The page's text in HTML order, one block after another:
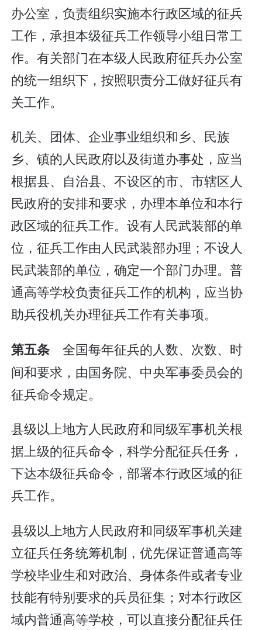
办公室，负责组织实施本行政区域的征兵
工作，承担本级征兵工作领导小组日常工
作。有关部门在本级人民政府征兵办公室
的统一组织下，按照职责分工做好征兵有
关工作。
机关、团体、企业事业组织和乡、民族
乡、镇的人民政府以及街道办事处，应当
根据县、自治县、不设区的市、市辖区人
民政府的安排和要求，办理本单位和本行
政区域的征兵工作。设有人民武装部的单
位，征兵工作由人民武装部办理；不设人
民武装部的单位，确定一个部门办理。普
通高等学校负责征兵工作的机构，应当协
助兵役机关办理征兵工作有关事项。
第五条 全国每年征兵的人数、次数、时
间和要求，由国务院、中央军事委员会的
征兵命令规定。
县级以上地方人民政府和同级军事机关根
据上级的征兵命令，科学分配征兵任务，
下达本级征兵命令，部署本行政区域的征
兵工作。
县级以上地方人民政府和同级军事机关建
立征兵任务统筹机制，优先保证普通高等
学校毕业生和对政治、身体条件或者专业
技能有特别要求的兵员征集；对本行政区
域内普通高等学校，可以直接分配征兵任